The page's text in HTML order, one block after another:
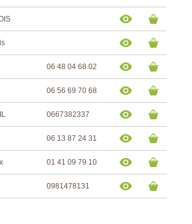
06 48 04 68 02
06 56 69 70 68
0667382337
06 13 87 24 31
01 41 09 79 10
0981478131